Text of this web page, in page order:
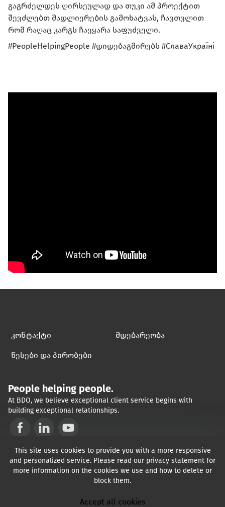
გაგრძელდეს ღირსეულად და თუკი ამ პროექტით
შევძლებთ მადლიერების გამოხატვას, ჩავთვლით
რომ რაღაც კარგს ჩაეყარა საფუძველი.
#PeopleHelpingPeople #დიდებაგმირებს #СлаваУкраїні
კონტაქტი მდებარეობა
წესები და პირობები
People helping people.
At BDO, we believe exceptional client service begins with
building exceptional relationships.
შეზღუდული პასუხისმგებლობის საზოგადოება, რომელიც
წარმოადგენს გაერთიანებულ სამეფოში რეგისტრირებული
გარანტიით შეზღუდული კომპანიის "ბიდიო ინტერნეშენალ
საერთაშორისო ქსელის შემადგენლობაში.  "ბიდიო" არის საერთო
ფირმისთვის.  Copyright © 2026
This site uses cookies to provide you with a more responsive
and personalized service. Please read our privacy statement for
more information on the cookies we use and how to delete or
block them.
Accept all cookies